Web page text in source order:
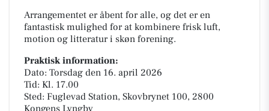
Arrangementet er åbent for alle, og det er en
fantastisk mulighed for at kombinere frisk luft,
motion og litteratur i skøn forening.
Praktisk information:
Dato: Torsdag den 16. april 2026
Tid: Kl. 17.00
Sted: Fuglevad Station, Skovbrynet 100, 2800
Kongens Lyngby